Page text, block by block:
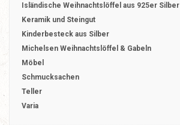
Isländische Weihnachtslöffel aus 925er Silber
Keramik und Steingut
Kinderbesteck aus Silber
Michelsen Weihnachtslöffel & Gabeln
Möbel
Schmucksachen
Teller
Varia